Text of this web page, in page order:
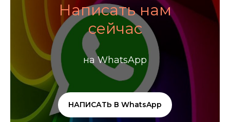
Написать нам
сейчас
на WhatsApp
НАПИСАТЬ В WhatsApp